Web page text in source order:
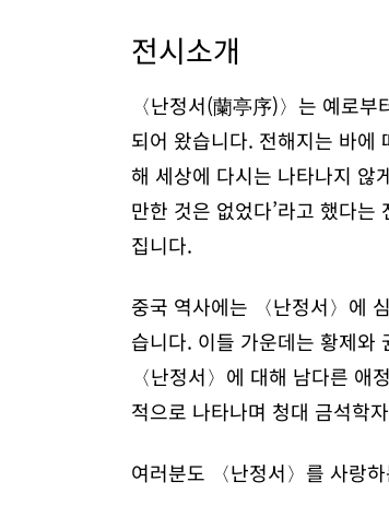
전시소개
〈난정서(蘭亭序)〉는 예로
되어 왔습니다. 전해지는 바
해 세상에 다시는 나타나지 않
만한 것은 없었다’라고 했다
집니다.
중국 역사에는 〈난정서〉에
습니다. 이들 가운데는 황제와
〈난정서〉에 대해 남다른
적으로 나타나며 청대 금석학
여러분도 〈난정서〉를 사랑